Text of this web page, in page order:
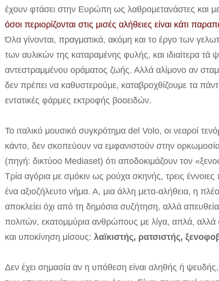
έχουν φτάσει στην Ευρώπη ως λαθρομετανάστες και
όσοι περιορίζονται στις μισές αλήθειες είναι κάτι
Όλα γίνονται, πραγματικά, ακόμη και το έργο των
των αυλικών της καταραμένης φυλής, και ιδιαίτερα τά
αντεστραμμένου οράματος ζωής. Αλλά αλίμονο αν
δεν πρέπει να καθυστερούμε, καταβροχθίζουμε τα
εντατικές φάρμες εκτροφής βοοειδών.
Το ιταλικό μουσικό συγκρότημα del Volo, οι νεαροί
κάντο, δεν σκοπεύουν να εμφανιστούν στην
(πηγή: δικτύοο Mediaset) ότι αποδοκιμάζουν τον
Τρία αγόρια με σμόκιν ως ρούχα σκηνής, τρεις
ένα αξιοζήλευτο νήμα. Α, μια άλλη μετα-αλήθεια, η
αποκλείει όχι από τη δημόσια συζήτηση, αλλά
πολιτών, εκατομμύρια ανθρώπους με λίγα, απλά, αλλά
και υποκίνηση μίσους: λαϊκιστής, ρατσιστής,
Δεν έχει σημασία αν η υπόθεση είναι αληθής ή